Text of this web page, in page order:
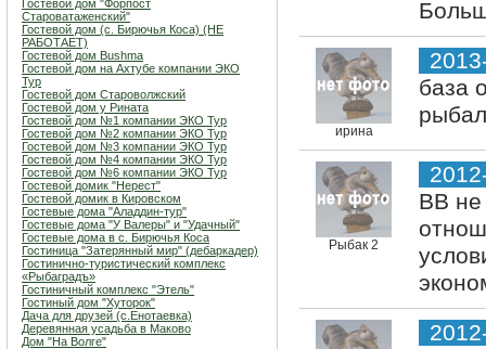
Гостевой дом "Форпост
Староватаженский"
Гостевой дом (с. Бирючья Коса) (НЕ
РАБОТАЕТ)
Гостевой дом Bushma
Гостевой дом на Ахтубе компании ЭКО
Тур
Гостевой дом Староволжский
Гостевой дом у Рината
Гостевой дом №1 компании ЭКО Тур
Гостевой дом №2 компании ЭКО Тур
Гостевой дом №3 компании ЭКО Тур
Гостевой дом №4 компании ЭКО Тур
Гостевой дом №6 компании ЭКО Тур
Гостевой домик "Нерест"
Гостевой домик в Кировском
Гостевые дома "Аладдин-тур"
Гостевые дома "У Валеры" и "Удачный"
Гостевые дома в с. Бирючья Коса
Гостиница "Затерянный мир" (дебаркадер)
Гостинично-туристический комплекс
«Рыбаградъ»
Гостиничный комплекс "Этель"
Гостиный дом "Хуторок"
Дача для друзей (с.Енотаевка)
Деревянная усадьба в Маково
Дом "На Волге"
ирина
база
Рыбак 2
ВВ не